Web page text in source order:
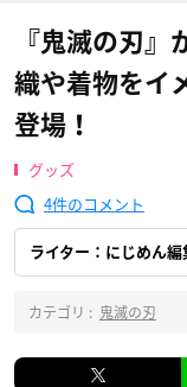
『鬼滅の刃』
織や着物をイ
登場！
グッズ
4
ライター：にじめん編
カテゴリ : 鬼滅の刃